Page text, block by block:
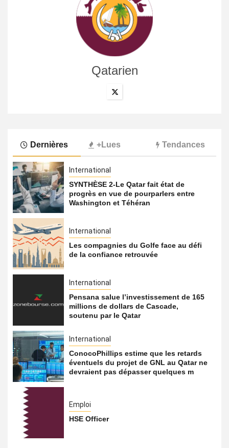
Qatarien
Dernières +Lues Tendances
International
SYNTHÈSE 2-Le Qatar fait état de
progrès en vue de pourparlers entre
Washington et Téhéran
International
Les compagnies du Golfe face au défi
de la confiance retrouvée
International
Pensana salue l’investissement de 165
millions de dollars de Cascade,
soutenu par le Qatar
International
ConocoPhillips estime que les retards
éventuels du projet de GNL au Qatar ne
devraient pas dépasser quelques m
Emploi
HSE Officer